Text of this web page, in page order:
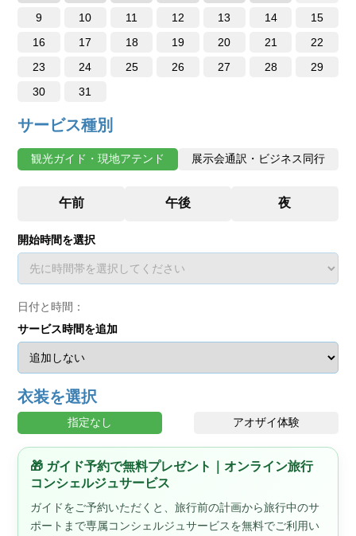
9
10 11 12 13 14
15
16
17 18 19 20 21
22
23
24 25 26 27 28
29
30
31
サービス種別
観光ガイド・現地アテンド 展示会通訳・ビジネス同行
開始時間を選択
日付と時間：
サービス時間を追加
衣装を選択
指定なし アオザイ体験
🎁 ガイド予約で無料プレゼント｜オンライン旅行
コンシェルジュサービス
ガイドをご予約いただくと、旅行前の計画から旅行中のサ
ポートまで専属コンシェルジュサービスを無料でご利用い